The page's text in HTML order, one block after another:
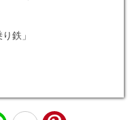
鉄」